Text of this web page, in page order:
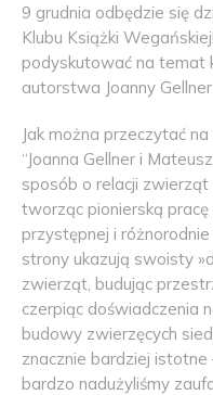
9 grudnia odbędzie się
Klubu Książki
podyskutować na temat
autorstwa Joanny
Jak można przeczytać
“Joanna Gellner i
sposób o relacji zwierząt
tworząc pionierską
przystępnej i
strony ukazują swoisty
zwierząt, budując
czerpiąc doświadczenia
budowy zwierzęcych
znacznie bardziej
bardzo nadużyliśmy